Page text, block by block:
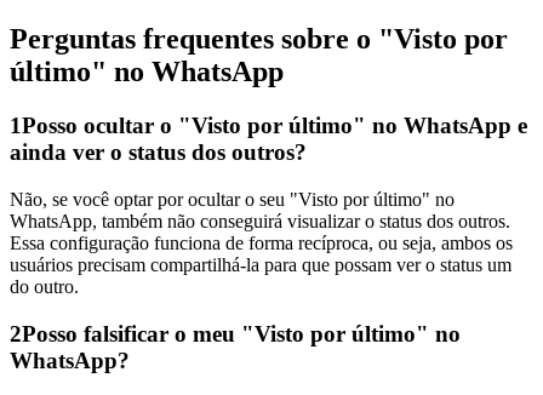
Perguntas frequentes sobre o "Visto por
último" no WhatsApp
1Posso ocultar o "Visto por último" no WhatsApp e
ainda ver o status dos outros?
Não, se você optar por ocultar o seu "Visto por último" no
WhatsApp, também não conseguirá visualizar o status dos outros.
Essa configuração funciona de forma recíproca, ou seja, ambos os
usuários precisam compartilhá-la para que possam ver o status um
do outro.
2Posso falsificar o meu "Visto por último" no
WhatsApp?